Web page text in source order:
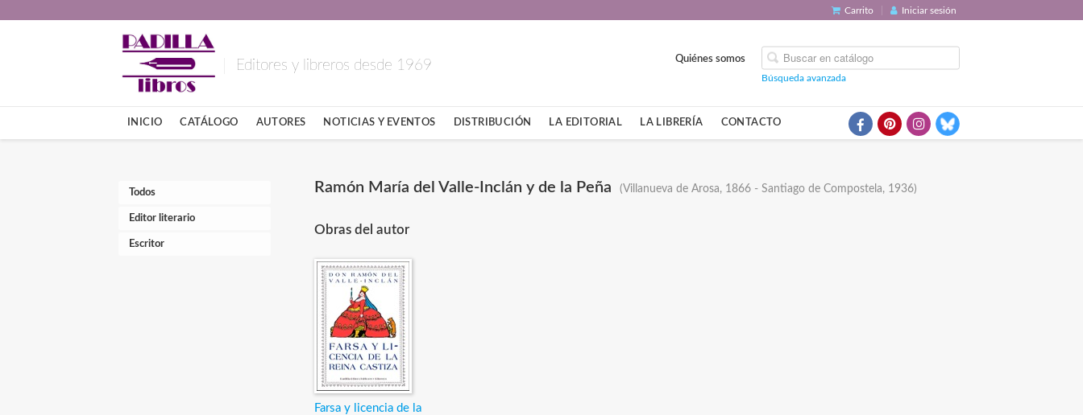
Carrito Iniciar sesión
Editores y libreros desde 1969
Búsqueda avanzada
Quiénes somos
INICIO CATÁLOGO AUTORES NOTICIAS Y EVENTOS DISTRIBUCIÓN LA EDITORIAL LA LIBRERÍA CONTACTO
Todos
Editor literario
Escritor
Ramón María del Valle-Inclán y de la Peña (Villanueva de Arosa, 1866 - Santiago de Compostela, 1936)
Obras del autor
Farsa y licencia de la